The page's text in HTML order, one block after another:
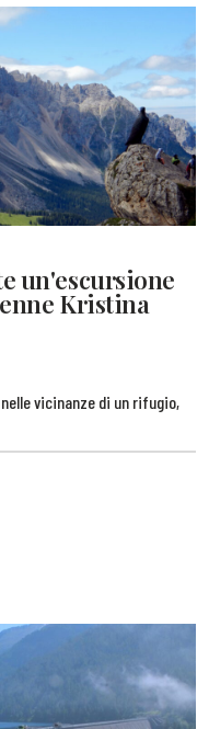
un'escursione
Kristina
vicinanze di un rifugio,